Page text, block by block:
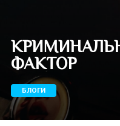
ФАКТОР
БЛОГИ